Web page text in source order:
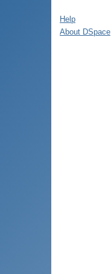
Help
About DSpace